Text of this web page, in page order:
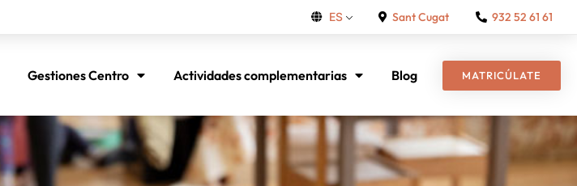
ES Sant Cugat 932 52 61 61
Gestiones Centro Actividades complementarias Blog MATRICÚLATE